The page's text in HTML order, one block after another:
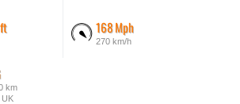
168 Mph
270 km/h
km
UK